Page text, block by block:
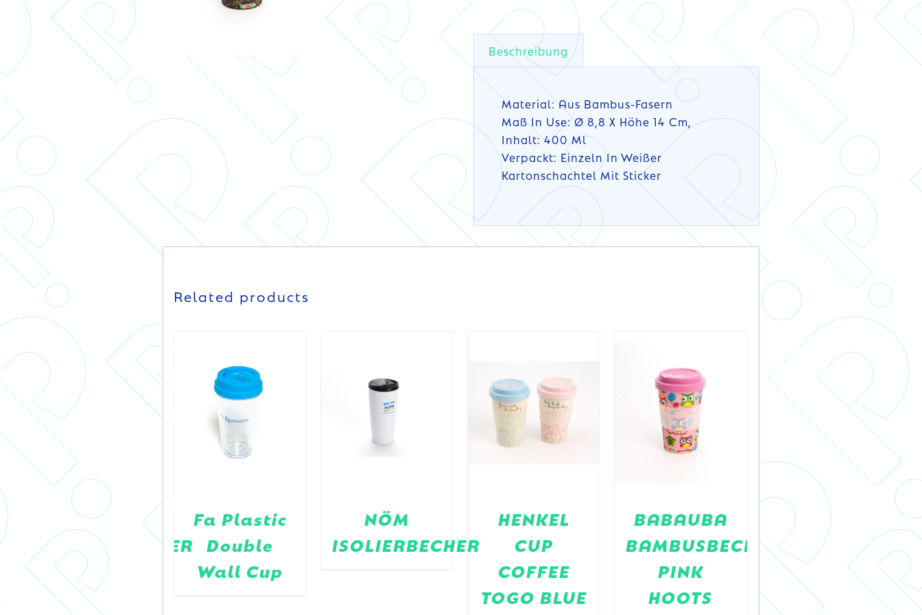
Beschreibung
Material: Aus Bambus-Fasern
Maß In Use: Ø 8,8 X Höhe 14 Cm,
Inhalt: 400 Ml
Verpackt: Einzeln In Weißer
Kartonschachtel Mit Sticker
Related products
BABAUBA
BAMBUSBECHER
PINK
HOOTS
Fa Plastic
Double
Wall Cup
NÖM
ISOLIERBECHER
HENKEL
CUP
COFFEE
TOGO BLUE
BABAUBA
BAMBUSBECHER
PINK
HOOTS
DETAILS
Fa Plastic
Double
Wall Cup